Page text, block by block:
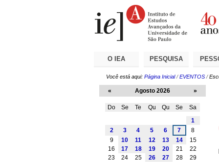
O IEA PESQUISA
Você está aqui: Página Inicial /EVENTOS /
« Agosto 2026 »
Do Se Te Qu Qu Se
Sa
1
2
3 4 5 6 7
8
9
10 11 12 13 14
15
16
17 18 19 20 21
22
23
24 25 26 27 28
29